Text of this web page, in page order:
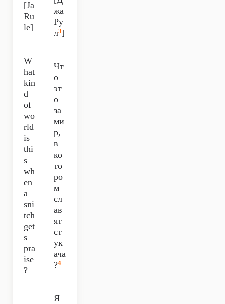
[Ja
Ru
le]
жа
Ру
л3]
W
hat
kin
d
of
wo
rld
is
thi
s
wh
en
a
sni
tch
get
s
pra
ise
?
Чт
о
эт
о
за
ми
р,
в
ко
то
ро
м
сл
ав
ят
ст
ук
ача
?4
Я